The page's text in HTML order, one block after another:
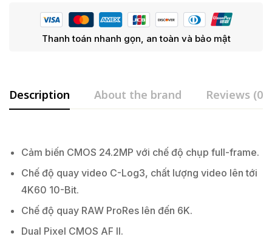
Thanh toán nhanh gọn, an toàn và bảo mật
Description About the brand Reviews (0)
Cảm biến CMOS 24.2MP với chế độ chụp full-frame.
Chế độ quay video C-Log3, chất lượng video lên tới
4K60 10-Bit.
Chế độ quay RAW ProRes lên đến 6K.
Dual Pixel CMOS AF II.